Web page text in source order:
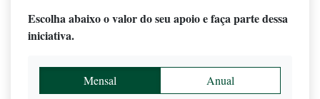
Escolha abaixo o valor do seu apoio e faça parte dessa
iniciativa.
Mensal Anual